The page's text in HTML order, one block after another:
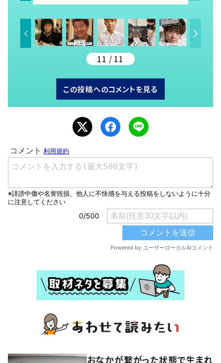
者』を変えるた
め、発信を続け
る母と娘に迫
る
11 / 11
この投稿へのコメントを見る
おなかが繋がった状態で生まれ